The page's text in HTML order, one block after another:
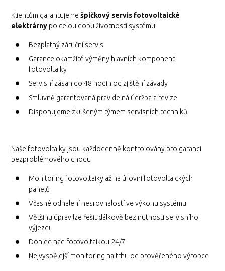
Klientům garantujemešpičkový servis fotovoltaické
elektrárny po celou dobu životnosti systému.
Bezplatný záruční servis
Garance okamžité výměny hlavních komponent
fotovoltaiky
Servisní zásah do 48 hodin od zjištění závady
Smluvně garantovaná pravidelná údržba a revize
Disponujeme zkušeným týmem servisních techniků
Naše fotovoltaiky jsou každodenně kontrolovány pro garanci
bezproblémového chodu
Monitoring fotovoltaiky až na úrovni fotovoltaických
panelů
Včasné odhalení nesrovnalostí ve výkonu systému
Většinu úprav lze řešit dálkově bez nutnosti servisního
výjezdu
Dohled nad fotovoltaikou 24/7
Nejvyspělejší monitoring na trhu od prověřeného výrobce